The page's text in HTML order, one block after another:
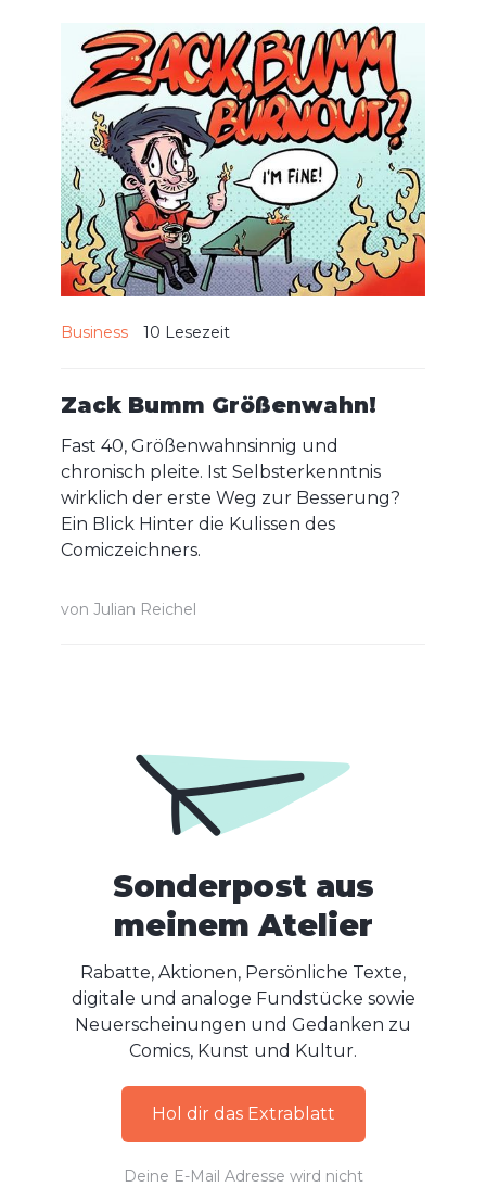
Business 10 Lesezeit
Zack Bumm Größenwahn!
Fast 40, Größenwahnsinnig und
chronisch pleite. Ist Selbsterkenntnis
wirklich der erste Weg zur Besserung?
Ein Blick Hinter die Kulissen des
Comiczeichners.
von Julian Reichel
Sonderpost aus
meinem Atelier
Rabatte, Aktionen, Persönliche Texte,
digitale und analoge Fundstücke sowie
Neuerscheinungen und Gedanken zu
Comics, Kunst und Kultur.
Hol dir das Extrablatt
Deine E-Mail Adresse wird nicht